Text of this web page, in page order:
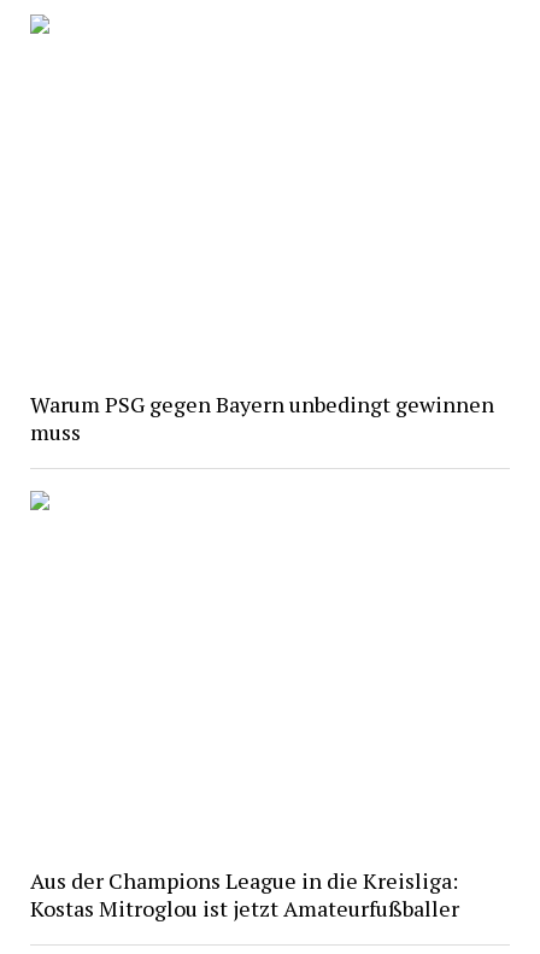
Warum PSG gegen Bayern unbedingt gewinnen
muss
Aus der Champions League in die Kreisliga:
Kostas Mitroglou ist jetzt Amateurfußballer